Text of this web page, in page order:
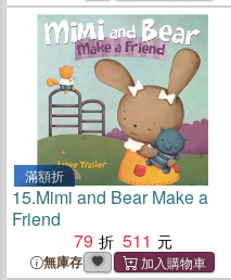
滿額折
15.Mimi and Bear Make a
Friend
79
511
無庫存